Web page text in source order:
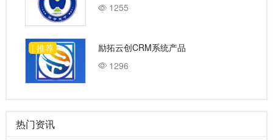
1255
| 推荐
励拓云创CRM系统产品
1296
热门资讯